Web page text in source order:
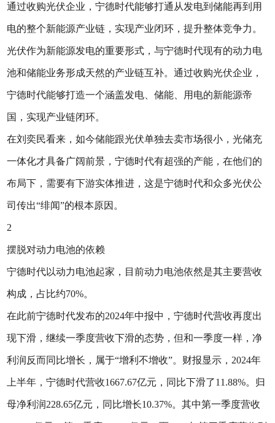
通过收购光伏企业，宁德时代能够打通从发电到储能再到用
电的整个新能源产业链，实现产业闭环，提升整体竞争力。
光伏作为新能源发电的重要形式，与宁德时代现有的动力电
池和储能业务形成天然的产业链互补。通过收购光伏企业，
宁德时代能够打造一个涵盖发电、储能、用电的新能源帝
国，实现产业链闭环‌。
在刘奕民看来，如今储能跟光伏单独去卖市场很小，光储充
一体化才具备广阔前景，宁德时代有超强的产能，在他们的
布局下，需要有下游实体推进，这是宁德时代和众多光伏公
司传出“绯闻”的根本原因。
2
摆脱对动力电池的依赖
宁德时代以动力电池起家，目前动力电池依然是其主要营收
构成，占比约70%。
在此前宁德时代发布的2024年中报中，宁德时代营收再度出
现下滑，继续一季度营收下滑的态势，但和一季度一样，净
利润反而同比增长，属于“增利不增收”。财报显示，2024年
上半年，宁德时代营收1667.67亿元，同比下滑了11.88%。归
母净利润228.65亿元，同比增长10.37%。其中第一季度营收